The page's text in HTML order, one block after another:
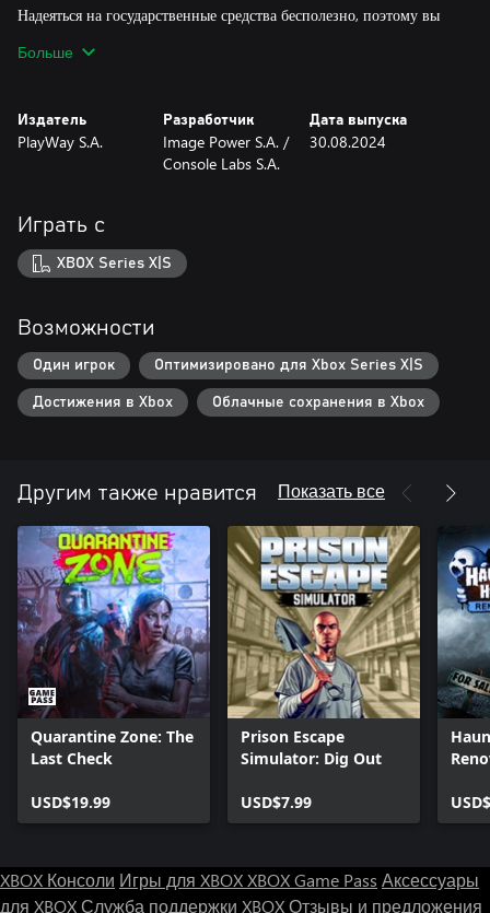
Надеяться на государственные средства бесполезно, поэтому вы
Управляйте инвентарем, расширяйте лабораторию и следите за
шансов, что федералы заглянут поздороваться и проверить ваше
убежище! Не оставляйте следов, будьте терпеливы и предельно
осторожны! Они даже не поймут, что их настигло!
Не хватает ресурсов? Нужно больше подопытных? Отправьте
своих больных существ в город! Найдите все необходимые
ресурсы. Посеяв панику в городе, вы отпугнете всех, кто
попытается найти ваше убежище. А если вас начнут искать
урок. Пусть никто не остановит вас в поисках лучшего мутагена!
Особенности:
- Симулятор безумного ученого от первого лица
- Сложное управление ресурсами и инвентарем
Больше
Издатель
PlayWay S.A.
Разработчик
Image Power S.A. /
Console Labs S.A.
Дата выпуска
30.08.2024
Играть с
XBOX Series X|S
Возможности
Один игрок Оптимизировано для Xbox Series X|S
Достижения в Xbox Облачные сохранения в Xbox
Другим также нравится Показать все
Quarantine Zone: The
Last Check
USD$19.99
Prison Escape
Simulator: Dig Out
USD$7.99
XBOX Консоли Игры для XBOXXBOX Game Pass Аксессуары
для XBOXСлужба поддержки XBOXОтзывы и предложения